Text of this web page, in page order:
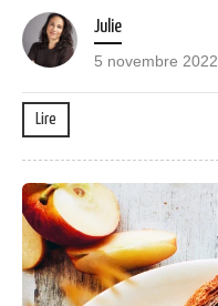
Julie
5 novembre 2022
Lire